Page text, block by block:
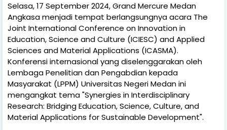
Selasa, 17 September 2024, Grand Mercure Medan
Angkasa menjadi tempat berlangsungnya acara The
Joint International Conference on Innovation in
Education, Science and Culture (ICIESC) and Applied
Sciences and Material Applications (ICASMA).
Konferensi internasional yang diselenggarakan oleh
Lembaga Penelitian dan Pengabdian kepada
Masyarakat (LPPM) Universitas Negeri Medan ini
mengangkat tema "Synergies in Interdisciplinary
Research: Bridging Education, Science, Culture, and
Material Applications for Sustainable Development".